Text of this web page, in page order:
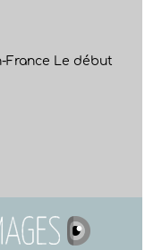
France Le début